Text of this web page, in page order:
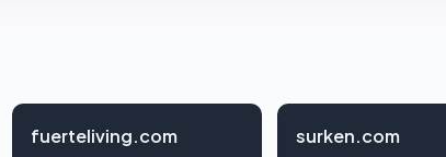
fuerteliving.com surken.com